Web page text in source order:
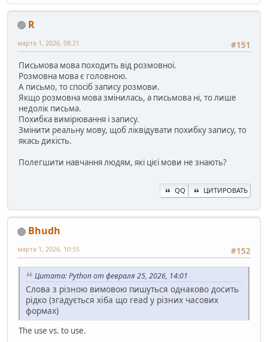
R
#151
марта 1, 2026, 08:21
Письмова мова походить від розмовної.
Розмовна мова є головною.
А письмо, то спосіб запису розмови.
Якщо розмовна мова змінилась, а письмова ні, то лише
недолік письма.
Похибка вимірювання і запису.
Змінити реальну мову, щоб ліквідувати похибку запису, то
якась дикість.
Полегшити навчання людям, які цієї мови не знають?
QQ ЦИТИРОВАТЬ
Bhudh
#152
марта 1, 2026, 10:55
Цитата: Python от февраля 25, 2026, 14:01
Слова з різною вимовою пишуться однаково досить
рідко (згадується хіба що read у різних часових
формах)
The use vs. to use.